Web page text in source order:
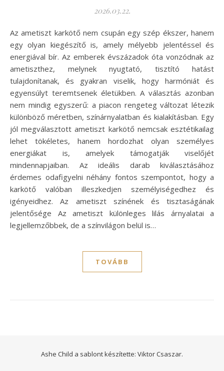
2026.03.22.
Az ametiszt karkötő nem csupán egy szép ékszer, hanem
egy olyan kiegészítő is, amely mélyebb jelentéssel és
energiával bír. Az emberek évszázadok óta vonzódnak az
ametiszthez, melynek nyugtató, tisztító hatást
tulajdonítanak, és gyakran viselik, hogy harmóniát és
egyensúlyt teremtsenek életükben. A választás azonban
nem mindig egyszerű: a piacon rengeteg változat létezik
különböző méretben, színárnyalatban és kialakításban. Egy
jól megválasztott ametiszt karkötő nemcsak esztétikailag
lehet tökéletes, hanem hordozhat olyan személyes
energiákat is, amelyek támogatják viselőjét
mindennapjaiban. Az ideális darab kiválasztásához
érdemes odafigyelni néhány fontos szempontot, hogy a
karkötő valóban illeszkedjen személyiségedhez és
igényeidhez. Az ametiszt színének és tisztaságának
jelentősége Az ametiszt különleges lilás árnyalatai a
legjellemzőbbek, de a színvilágon belül is…
TOVÁBB
Ashe Child a sablont készítette: Viktor Csaszar.